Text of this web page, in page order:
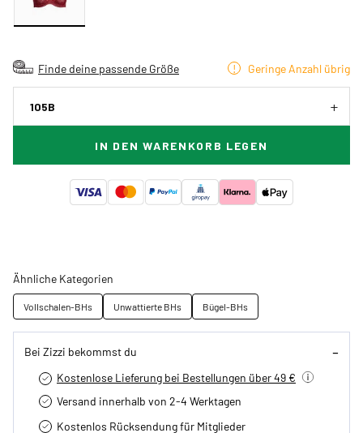
Finde deine passende Größe Geringe Anzahl übrig
105B
IN DEN WARENKORB LEGEN
Ähnliche Kategorien
Vollschalen-BHs Unwattierte BHs Bügel-BHs
Bei Zizzi bekommst du
Kostenlose Lieferung bei Bestellungen über 49 €
Versand innerhalb von 2-4 Werktagen
Kostenlos Rücksendung für Mitglieder